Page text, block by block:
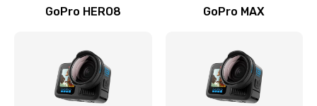
GoPro HERO8 GoPro MAX